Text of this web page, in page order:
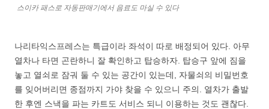
스이카 패스로 자동판매기에서 음료도 마실 수 있다
나리타익스프레스는 특급이라 좌석이 따로 배정되어 있다. 아무
열차나 타면 곤란하니 잘 확인하고 탑승하자. 탑승구 앞에 짐을
놓고 열쇠로 잠궈 둘 수 있는 공간이 있는데, 자물쇠의 비밀번호
를 잊어버리면 종점까지 가야 찾을 수 있으니 주의. 열차가 출발
한 후엔 스낵을 파는 카트도 서비스 되니 이용하는 것도 괜찮다.